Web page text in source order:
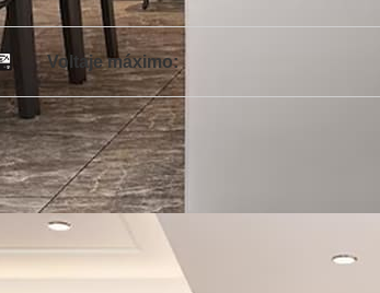
Voltaje máximo: